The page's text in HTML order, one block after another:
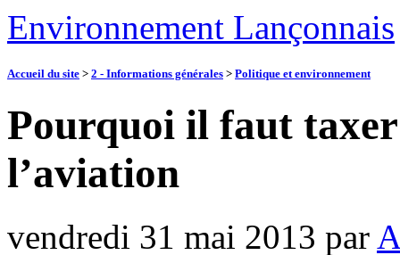
Environnement Lançonnais
Accueil du site > 2 - Informations générales > Politique et environnement
Pourquoi il faut taxer
l’aviation
vendredi 31 mai 2013 par